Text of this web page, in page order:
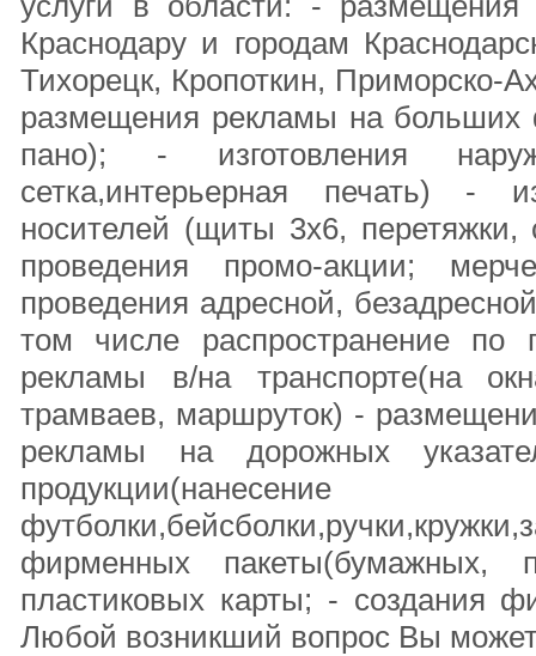
Краснодару и городам
Тихорецк, Кропоткин, Приморско-
размещения рекламы на больших
пано); - изготовления
сетка,интерьерная печать) -
носителей (щиты 3х6,
проведения промо-акции;
проведения адресной,
том числе распространение
рекламы в/на транспорте(на
трамваев, маршруток) -
рекламы на дорожных
фирменных пакеты(бумажных,
пластиковых карты; - создания
Любой возникший вопрос Вы